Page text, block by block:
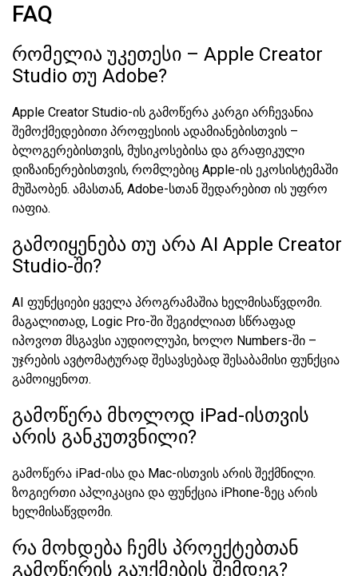
FAQ
რომელია უკეთესი – Apple Creator
Studio თუ Adobe?
Apple Creator Studio-ის გამოწერა კარგი არჩევანია
შემოქმედებითი პროფესიის ადამიანებისთვის –
ბლოგერებისთვის, მუსიკოსებისა და გრაფიკული
დიზაინერებისთვის, რომლებიც Apple-ის ეკოსისტემაში
მუშაობენ. ამასთან, Adobe-სთან შედარებით ის უფრო
იაფია.
გამოიყენება თუ არა AI Apple Creator
Studio-ში?
AI ფუნქციები ყველა პროგრამაშია ხელმისაწვდომი.
მაგალითად, Logic Pro-ში შეგიძლიათ სწრაფად
იპოვოთ მსგავსი აუდიოლუპი, ხოლო Numbers-ში –
უჯრების ავტომატურად შესავსებად შესაბამისი ფუნქცია
გამოიყენოთ.
გამოწერა მხოლოდ iPad-ისთვის
არის განკუთვნილი?
გამოწერა iPad-ისა და Mac-ისთვის არის შექმნილი.
ზოგიერთი აპლიკაცია და ფუნქცია iPhone-ზეც არის
ხელმისაწვდომი.
რა მოხდება ჩემს პროექტებთან
გამოწერის გაუქმების შემდეგ?